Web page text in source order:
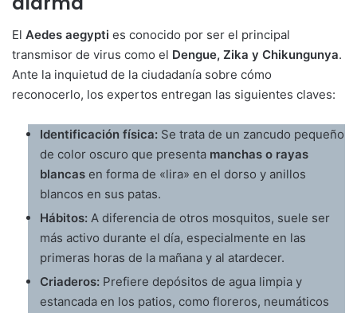
El Aedes aegypti es conocido por ser el principal
transmisor de virus como el Dengue, Zika y Chikungunya.
Ante la inquietud de la ciudadanía sobre cómo
reconocerlo, los expertos entregan las siguientes claves:
Identificación física: Se trata de un zancudo pequeño
de color oscuro que presenta manchas o rayas
blancas en forma de «lira» en el dorso y anillos
blancos en sus patas.
Hábitos: A diferencia de otros mosquitos, suele ser
más activo durante el día, especialmente en las
primeras horas de la mañana y al atardecer.
Criaderos: Prefiere depósitos de agua limpia y
estancada en los patios, como floreros, neumáticos